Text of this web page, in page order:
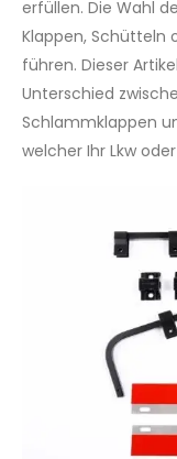
erfüllen. Die Wahl
Klappen, Schütteln
führen. Dieser
Unterschied
Schlammklappen
welcher Ihr Lkw